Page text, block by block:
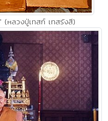
(หลวงปู่เทสก์ เทสรังสี)